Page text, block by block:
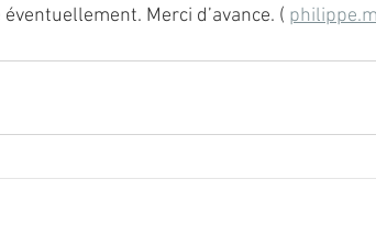
Merci d’avance. (